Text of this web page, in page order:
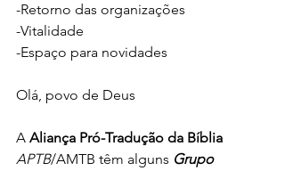
-Retorno das organizações
-Vitalidade
-Espaço para novidades
Olá, povo de Deus
A Aliança Pró-Tradução da Bíblia
APTB/AMTB têm alguns Grupo